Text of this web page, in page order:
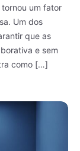
um fator
Um dos
que as
e sem
como […]